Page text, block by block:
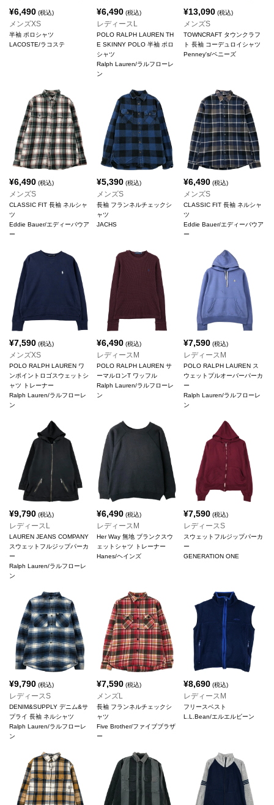
¥6,490 (税込)
メンズXS
半袖 ポロシャツ
LACOSTE/ラコステ
¥6,490(税込)
レディースL
POLO RALPH LAUREN TH
E SKINNY POLO 半袖 ポロ
シャツ
Ralph Lauren/ラルフローレ
ン
¥13,090 (税込)
メンズS
TOWNCRAFT タウンクラフ
ト 長袖 コーデュロイシャツ
Penney's/ペニーズ
¥6,490 (税込)
メンズS
CLASSIC FIT 長袖 ネルシャ
ツ
Eddie Bauer/エディーバウア
ー
¥5,390(税込)
メンズS
長袖 フランネルチェックシ
ャツ
JACHS
¥6,490 (税込)
メンズS
CLASSIC FIT 長袖 ネルシャ
ツ
Eddie Bauer/エディーバウア
ー
¥7,590 (税込)
メンズXS
POLO RALPH LAUREN ワ
ンポイントロゴスウェットシ
ャツ トレーナー
Ralph Lauren/ラルフローレ
ン
¥6,490(税込)
レディースM
POLO RALPH LAUREN サ
ーマルロンT ワッフル
Ralph Lauren/ラルフローレ
ン
¥7,590 (税込)
レディースM
POLO RALPH LAUREN ス
ウェットプルオーバーパーカ
ー
Ralph Lauren/ラルフローレ
ン
¥9,790 (税込)
レディースL
LAUREN JEANS COMPANY
スウェットフルジップパーカ
ー
Ralph Lauren/ラルフローレ
ン
¥6,490(税込)
レディースM
Her Way 無地 ブランクスウ
ェットシャツ トレーナー
Hanes/ヘインズ
¥7,590 (税込)
レディースS
スウェットフルジップパーカ
ー
GENERATION ONE
¥9,790 (税込)
レディースS
DENIM&SUPPLY デニム&サ
プライ 長袖 ネルシャツ
Ralph Lauren/ラルフローレ
ン
¥7,590(税込)
メンズL
長袖 フランネルチェックシ
ャツ
Five Brother/ファイブブラザ
ー
¥8,690 (税込)
レディースM
フリースベスト
L.L.Bean/エルエルビーン